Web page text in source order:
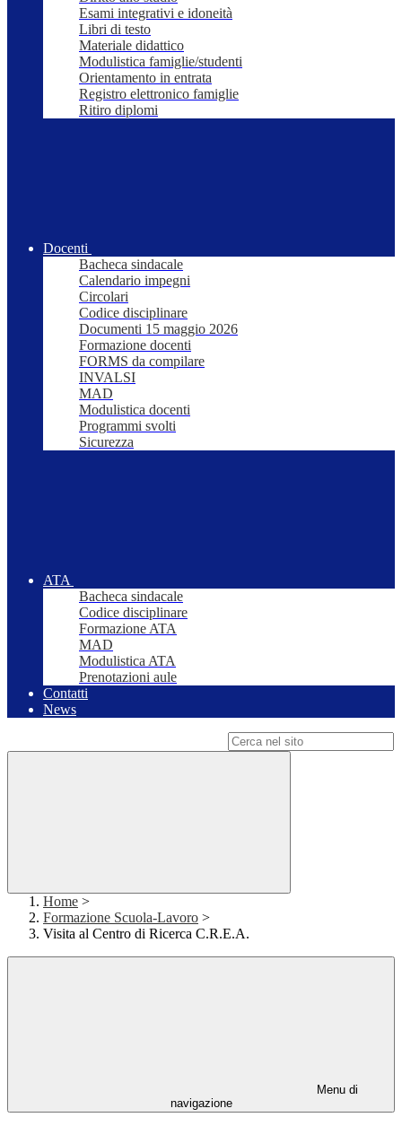
Esami integrativi e idoneità
Libri di testo
Materiale didattico
Modulistica famiglie/studenti
Orientamento in entrata
Registro elettronico famiglie
Ritiro diplomi
Docenti
Bacheca sindacale
Calendario impegni
Circolari
Codice disciplinare
Documenti 15 maggio 2026
Formazione docenti
FORMS da compilare
INVALSI
MAD
Modulistica docenti
Programmi svolti
Sicurezza
ATA
Bacheca sindacale
Codice disciplinare
Formazione ATA
MAD
Modulistica ATA
Prenotazioni aule
Contatti
News
Home >
Formazione Scuola-Lavoro >
Visita al Centro di Ricerca C.R.E.A.
Menu di
navigazione